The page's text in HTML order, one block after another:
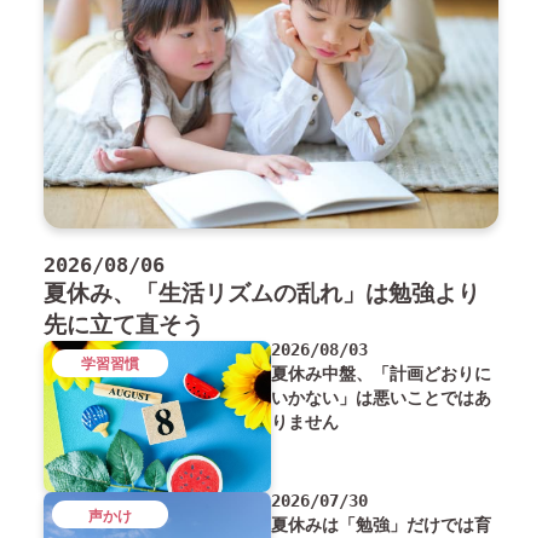
2026/08/06
夏休み、「生活リズムの乱れ」は勉強より
先に立て直そう
2026/08/03
夏休み中盤、「計画どおりに
いかない」は悪いことではあ
りません
学習習慣
2026/07/30
夏休みは「勉強」だけでは育
声かけ